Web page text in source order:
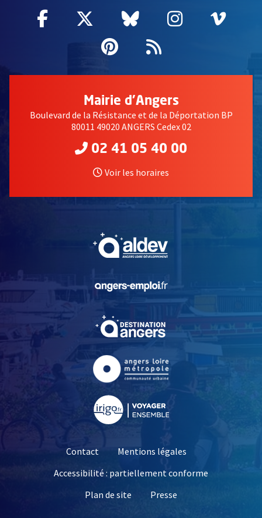
Facebook
, Ouvre une nouvelle fenêtre
Twitter
, Ouvre une nouvelle
Bluesky
, Ouvre une
Instagram
, Ouvre
,
Pinterest
, Ouvre une
Flux RSS
Mairie d'Angers
Boulevard de la Résistance et de la Déportation BP
80011 49020 ANGERS Cedex 02
02 41 05 40 00
Voir les horaires
, Ouvre une nouvelle
, Ouvre une nouvelle
Contact
Mentions légales
Accessibilité : partiellement conforme
Plan de site
Presse